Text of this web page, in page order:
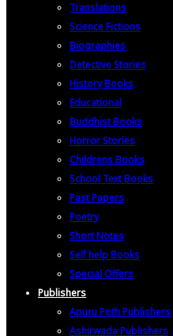
Translations
Science Fictions
Biographies
Detective Stories
History Books
Educational
Buddhist Books
Horror Stories
Childrens Books
School Text Books
Past Papers
Poetry
Short Notes
Self help Books
Special Offers
Publishers
Apuru Poth Publishers
Ashirwada Publishers